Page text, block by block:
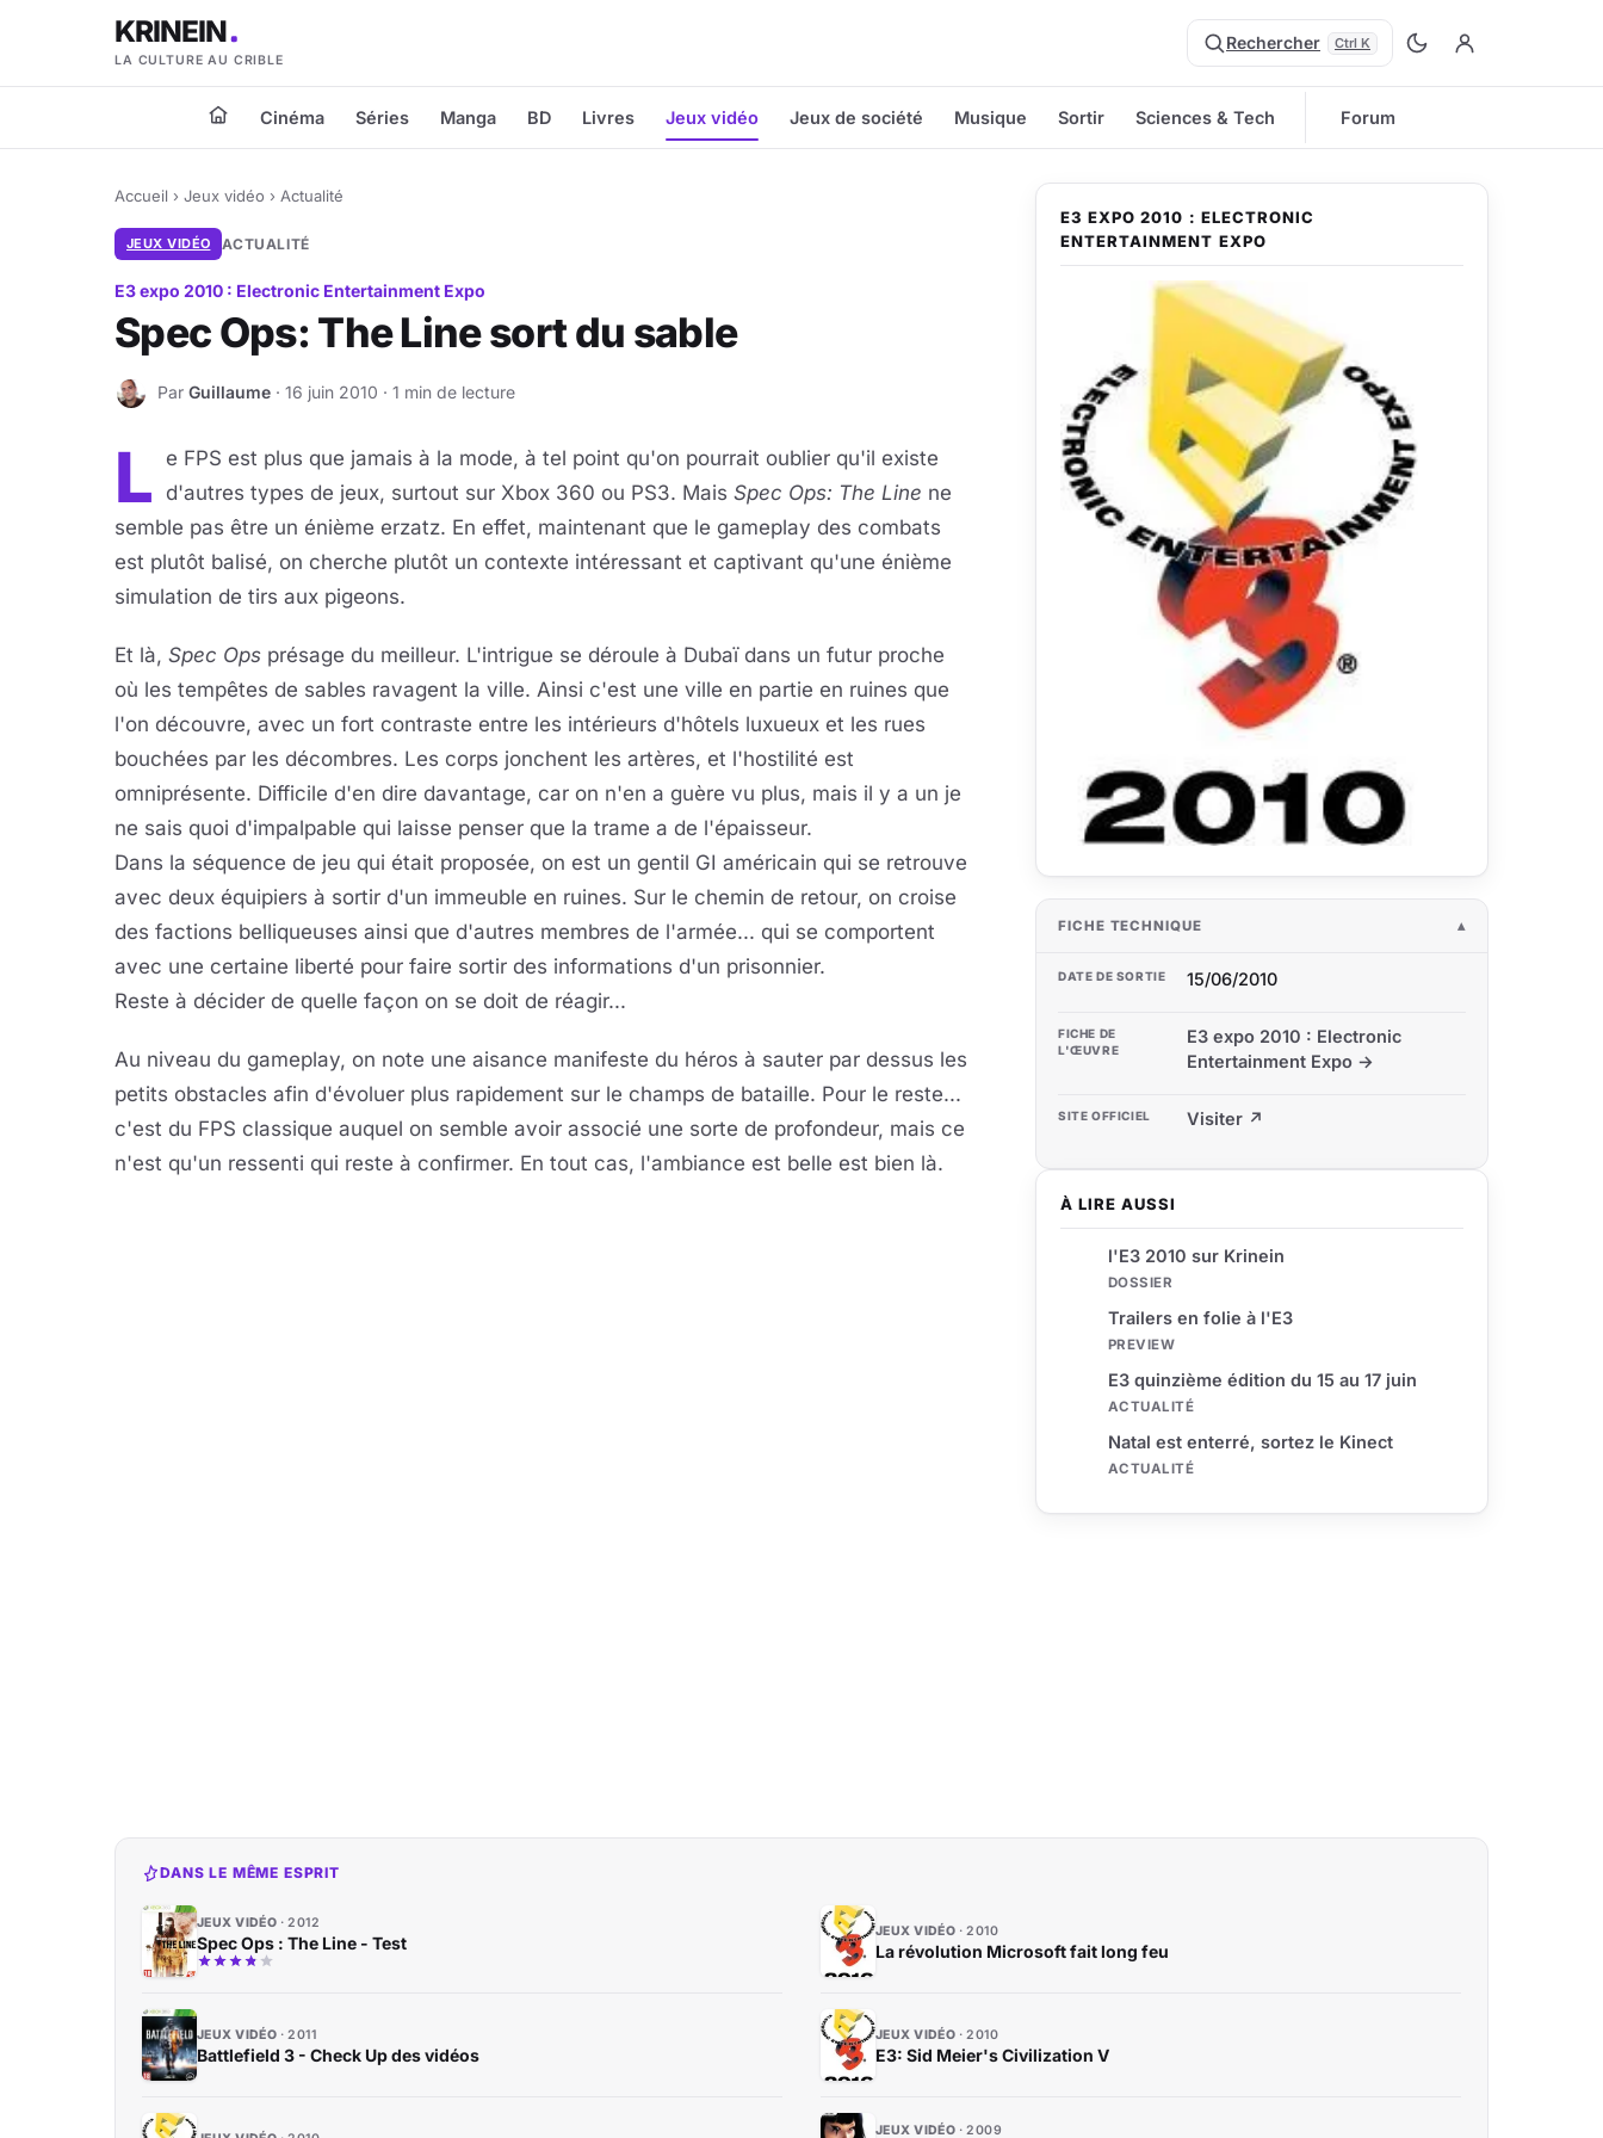
KRINEIN
LA CULTURE AU CRIBLE
Rechercher Ctrl K
Cinéma Séries Manga BD Livres Jeux vidéo Jeux de société Musique Sortir Sciences & Tech Forum
Accueil › Jeux vidéo › Actualité
JEUX VIDÉO ACTUALITÉ
E3 expo 2010 : Electronic Entertainment Expo
Spec Ops: The Line sort du sable
G Par Guillaume · 16 juin 2010 · 1 min de lecture
L
e FPS est plus que jamais à la mode, à tel point qu'on pourrait oublier qu'il existe
d'autres types de jeux, surtout sur Xbox 360 ou PS3. Mais Spec Ops: The Line ne
semble pas être un énième erzatz. En effet, maintenant que le gameplay des combats
est plutôt balisé, on cherche plutôt un contexte intéressant et captivant qu'une énième
simulation de tirs aux pigeons.
Et là, Spec Ops présage du meilleur. L'intrigue se déroule à Dubaï dans un futur proche
où les tempêtes de sables ravagent la ville. Ainsi c'est une ville en partie en ruines que
l'on découvre, avec un fort contraste entre les intérieurs d'hôtels luxueux et les rues
bouchées par les décombres. Les corps jonchent les artères, et l'hostilité est
omniprésente. Difficile d'en dire davantage, car on n'en a guère vu plus, mais il y a un je
ne sais quoi d'impalpable qui laisse penser que la trame a de l'épaisseur.
Dans la séquence de jeu qui était proposée, on est un gentil GI américain qui se retrouve
avec deux équipiers à sortir d'un immeuble en ruines. Sur le chemin de retour, on croise
des factions belliqueuses ainsi que d'autres membres de l'armée... qui se comportent
avec une certaine liberté pour faire sortir des informations d'un prisonnier.
Reste à décider de quelle façon on se doit de réagir...
Au niveau du gameplay, on note une aisance manifeste du héros à sauter par dessus les
petits obstacles afin d'évoluer plus rapidement sur le champs de bataille. Pour le reste...
c'est du FPS classique auquel on semble avoir associé une sorte de profondeur, mais ce
n'est qu'un ressenti qui reste à confirmer. En tout cas, l'ambiance est belle est bien là.
À LIRE AUSSI
l'E3 2010 sur Krinein
DOSSIER
Trailers en folie à l'E3
PREVIEW
E3 quinzième édition du 15 au 17 juin
ACTUALITÉ
Natal est enterré, sortez le Kinect
ACTUALITÉ
E3 EXPO 2010 : ELECTRONIC
ENTERTAINMENT EXPO
FICHE TECHNIQUE
DATE DE SORTIE 15/06/2010
FICHE DE
L'ŒUVRE
E3 expo 2010 : Electronic
Entertainment Expo →
SITE OFFICIEL Visiter ↗
DANS LE MÊME ESPRIT
JEUX VIDÉO 2012
Spec Ops : The Line - Test
JEUX VIDÉO 2010
La révolution Microsoft fait long feu
JEUX VIDÉO 2011
Battlefield 3 - Check Up des vidéos
JEUX VIDÉO 2010
E3: Sid Meier's Civilization V
JEUX VIDÉO 2009